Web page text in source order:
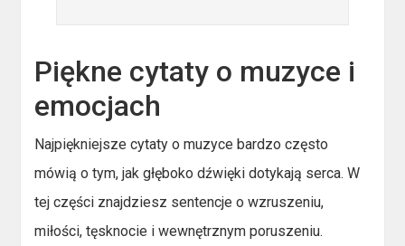
Piękne cytaty o muzyce i
emocjach
Najpiękniejsze cytaty o muzyce bardzo często
mówią o tym, jak głęboko dźwięki dotykają serca. W
tej części znajdziesz sentencje o wzruszeniu,
miłości, tęsknocie i wewnętrznym poruszeniu.